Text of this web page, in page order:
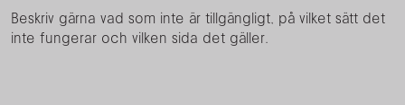
Beskriv gärna vad som inte är tillgängligt, på vilket sätt det
inte fungerar och vilken sida det gäller.